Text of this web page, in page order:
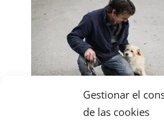
Gestionar el
de las cookies